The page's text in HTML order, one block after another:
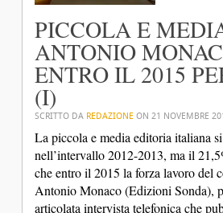
PICCOLA E
ANTONIO
ENTRO IL 2015
(I)
SCRITTO DA REDAZIONE ON 21 NOVEMBRE
La piccola e media editoria italiana
nell’intervallo 2012-2013, ma il
che entro il 2015 la forza lavoro del
Antonio Monaco (Edizioni Sonda),
articolata intervista telefonica che